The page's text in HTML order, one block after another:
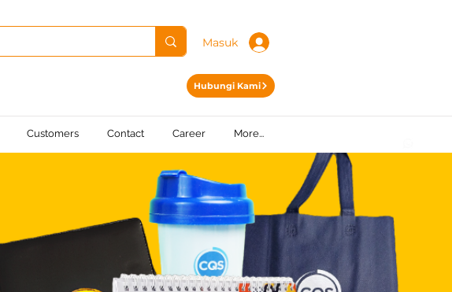
Masuk
Hubungi Kami
Customers Contact Career More...